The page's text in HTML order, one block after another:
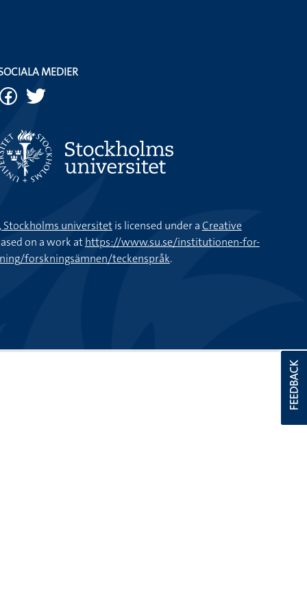
FEEDBACK
MEDIER
universitetis licensed under aCreative
on a work athttps://www.su.se/institutionen-for-
forskningsämnen/teckenspråk.